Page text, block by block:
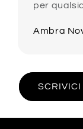
per
Ambra